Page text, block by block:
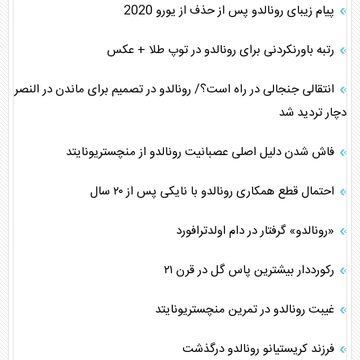
پیام زیبای رونالدو پس از حذف از یورو 2020
رتبه باورنکردنی برای رونالدو در توپ طلا + عکس
انتقالی جنجالی در راه است؟/ رونالدو در تصمیم برای ماندن در النصر
دچار تردید شد
فاش شدن دلیل اصلی عصبانیت رونالدو از منچستریونایتد
احتمال قطع همکاری رونالدو با نایکی پس از ۲۰ سال
«رونالدو» گرفتار در دام اولدترافورد
رکورددار بیشترین پاس گل در قرن ۲۱
غیبت رونالدو در تمرین منچستریونایتد
فرزند کریستیانو رونالدو درگذشت